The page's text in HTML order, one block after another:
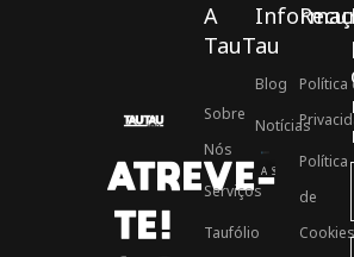
ATREVE-
TE!
A
TauTau
Sobre
Nós
Serviços
Taufólio
Blog
Notícias
Associados ASSOFT
Política
Política
de